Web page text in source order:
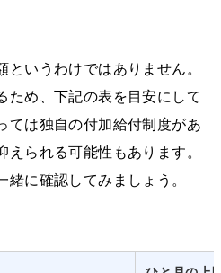
というわけではありません。
ため、下記の表を目安にして
ては独自の付加給付制度があ
えられる可能性もあります。
緒に確認してみましょう。